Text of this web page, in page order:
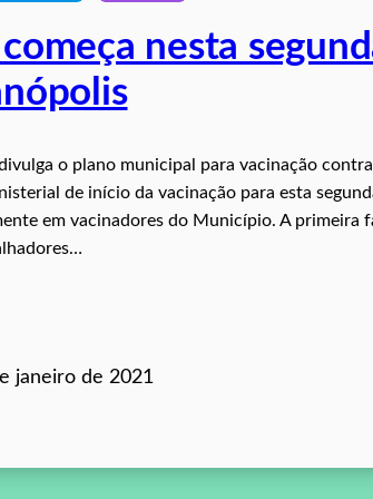
nesta
o plano municipal para vacinação
de início da vacinação para esta
em vacinadores do Município. A primeira
janeiro de 2021